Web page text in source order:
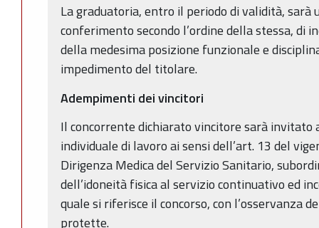
La graduatoria, entro il periodo di validità,
conferimento secondo l’ordine della stessa, di
della medesima posizione funzionale e
impedimento del titolare.
Adempimenti dei vincitori
Il concorrente dichiarato vincitore sarà
individuale di lavoro ai sensi dell’art. 13 del
Dirigenza Medica del Servizio Sanitario,
dell’idoneità fisica al servizio continuativo ed
quale si riferisce il concorso, con l’osservanza
protette.